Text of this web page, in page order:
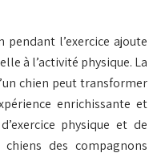
pendant l’exercice ajoute
à l’activité physique. La
chien peut transformer
enrichissante et
physique et de
des compagnons